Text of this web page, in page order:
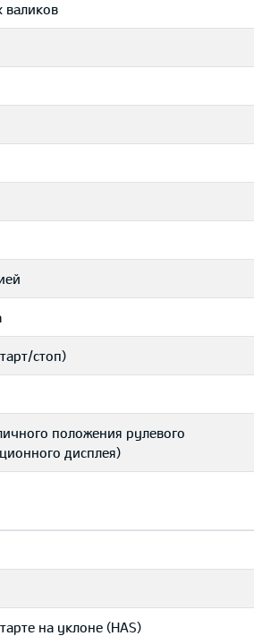
валиков
стоп)
положения рулевого
дисплея)
на уклоне (HAS)